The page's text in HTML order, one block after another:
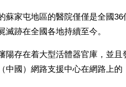
蘇家屯地區的醫院僅僅是全國
跡在全國各地持續至今。
陽存在着大型活體器官庫，並
中國）網路支援中心在網路上的